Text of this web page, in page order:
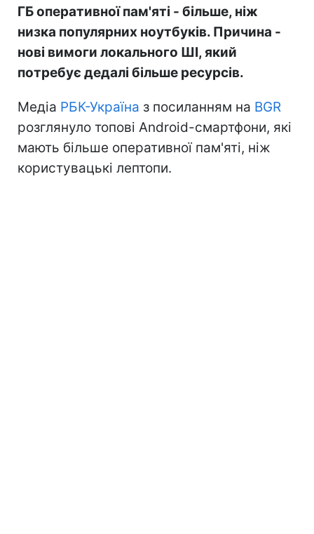
ГБ оперативної пам'яті - більше, ніж
низка популярних ноутбуків. Причина -
нові вимоги локального ШІ, який
потребує дедалі більше ресурсів.
Медіа РБК-Україна з посиланням на BGR
розглянуло топові Android-смартфони, які
мають більше оперативної пам'яті, ніж
користувацькі лептопи.